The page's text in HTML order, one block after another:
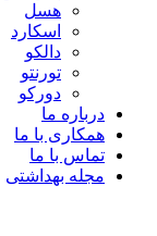
هسل
اسکارد
دالکو
تورنتو
دورکو
درباره ما
همکاری با ما
تماس با ما
مجله بهداشتی